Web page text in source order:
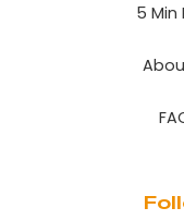
5 Min